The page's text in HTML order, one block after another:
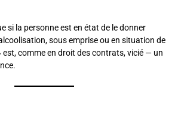
si la personne est en état de le donner
sous emprise ou en situation de
est, comme en droit des contrats, vicié — un